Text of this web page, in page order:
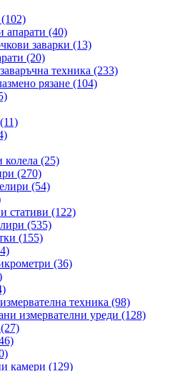
(102)
апарати (40)
заварки (13)
(20)
техника (233)
рязане (104)
(11)
колела (25)
(270)
(54)
стативи (122)
(535)
(155)
(36)
техника (98)
измервателни уреди (128)
(27)
камери (129)